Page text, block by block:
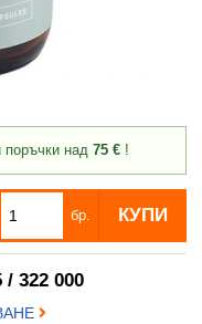
над 75 €!
бр. КУПИ
/ 322 000